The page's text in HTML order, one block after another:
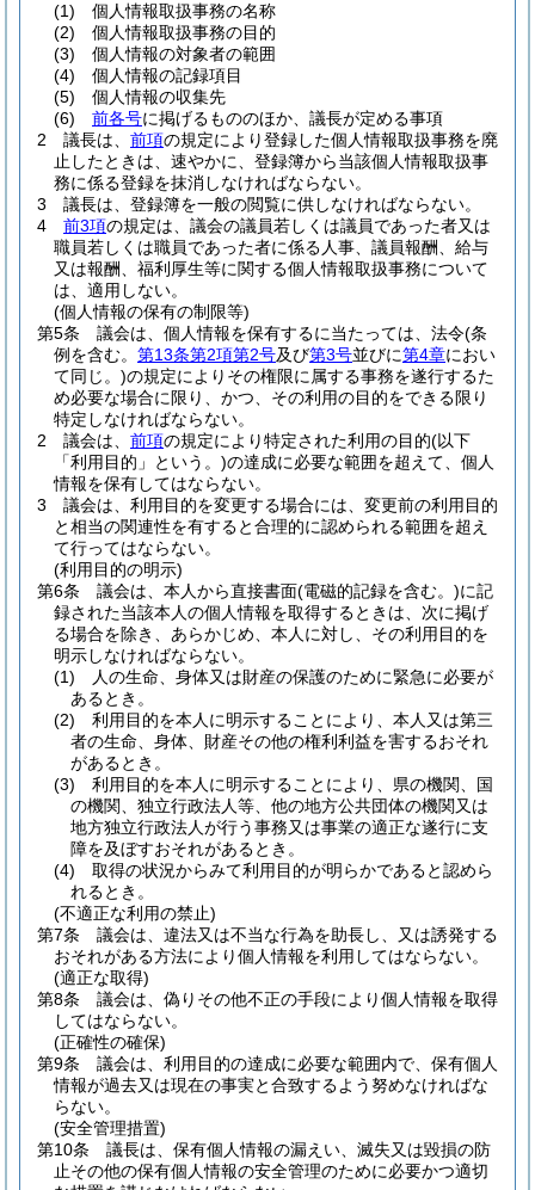
(1)
個人情報取扱事務の名称
(2)
個人情報取扱事務の目的
(3)
個人情報の対象者の範囲
(4)
個人情報の記録項目
(5)
個人情報の収集先
(6)
前各号に掲げるもののほか、議長が定める事項
2
議長は、 前項の規定により登録した個人情報取扱事務を廃
止したときは、速やかに、登録簿から当該個人情報取扱事
務に係る登録を抹消しなければならない。
3
議長は、登録簿を一般の閲覧に供しなければならない。
4
前3項の規定は、議会の議員若しくは議員であった者又は
職員若しくは職員であった者に係る人事、議員報酬、給与
又は報酬、福利厚生等に関する個人情報取扱事務について
は、適用しない。
(個人情報の保有の制限等)
第5条
議会は、個人情報を保有するに当たっては、法令(条
例を含む。 第13条第2項第2号及び第3号並びに第4章におい
て同じ。)の規定によりその権限に属する事務を遂行するた
め必要な場合に限り、かつ、その利用の目的をできる限り
特定しなければならない。
2
議会は、 前項の規定により特定された利用の目的(以下
「利用目的」という。)の達成に必要な範囲を超えて、個人
情報を保有してはならない。
3
議会は、利用目的を変更する場合には、変更前の利用目的
と相当の関連性を有すると合理的に認められる範囲を超え
て行ってはならない。
(利用目的の明示)
第6条
議会は、本人から直接書面(電磁的記録を含む。)に記
録された当該本人の個人情報を取得するときは、次に掲げ
る場合を除き、あらかじめ、本人に対し、その利用目的を
明示しなければならない。
(1)
人の生命、身体又は財産の保護のために緊急に必要が
あるとき。
(2)
利用目的を本人に明示することにより、本人又は第三
者の生命、身体、財産その他の権利利益を害するおそれ
があるとき。
(3)
利用目的を本人に明示することにより、県の機関、国
の機関、独立行政法人等、他の地方公共団体の機関又は
地方独立行政法人が行う事務又は事業の適正な遂行に支
障を及ぼすおそれがあるとき。
(4)
取得の状況からみて利用目的が明らかであると認めら
れるとき。
(不適正な利用の禁止)
第7条
議会は、違法又は不当な行為を助長し、又は誘発する
おそれがある方法により個人情報を利用してはならない。
(適正な取得)
第8条
議会は、偽りその他不正の手段により個人情報を取得
してはならない。
(正確性の確保)
第9条
議会は、利用目的の達成に必要な範囲内で、保有個人
情報が過去又は現在の事実と合致するよう努めなければな
らない。
(安全管理措置)
第10条
議長は、保有個人情報の漏えい、滅失又は毀損の防
止その他の保有個人情報の安全管理のために必要かつ適切